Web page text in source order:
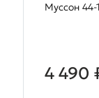
Муссон
4 490